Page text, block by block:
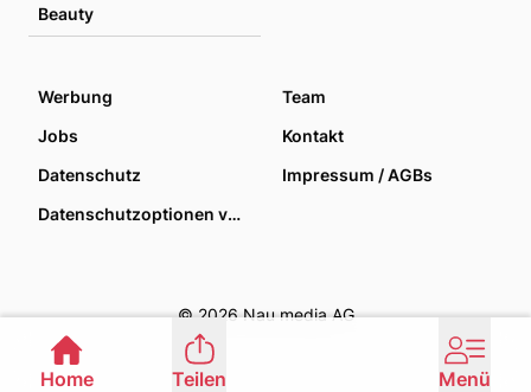
Beauty
Werbung
Team
Jobs
Kontakt
Datenschutz
Impressum / AGBs
Datenschutzoptionen verwalten
© 2026 Nau media AG
Home Teilen Menü